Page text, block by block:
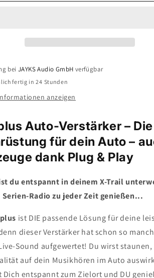
für
Nissan
X-
(Facelift)
bei JAYKS Audio GmbH verfügbar
fertig in 24 Stunden
anzeigen
Auto-Verstärker –
für dein Auto –
dank Plug & Play
du entspannt in deinem X-Trail
Serien-Radio zu jeder Zeit genießen...
ist DIE passende Lösung für deine
dieser Verstärker hat schon so
Sound aufgewertet! Du wirst
auf dein Musikhören im Auto
Dich entspannt zum Zielort und DU